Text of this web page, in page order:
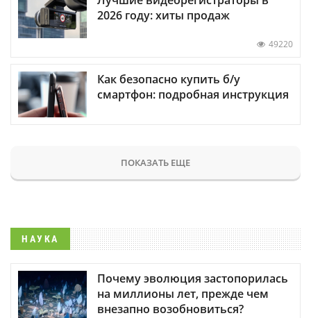
2026 году: хиты продаж
49220
Как безопасно купить б/у
смартфон: подробная инструкция
ПОКАЗАТЬ ЕЩЕ
НАУКА
Почему эволюция застопорилась
на миллионы лет, прежде чем
внезапно возобновиться?